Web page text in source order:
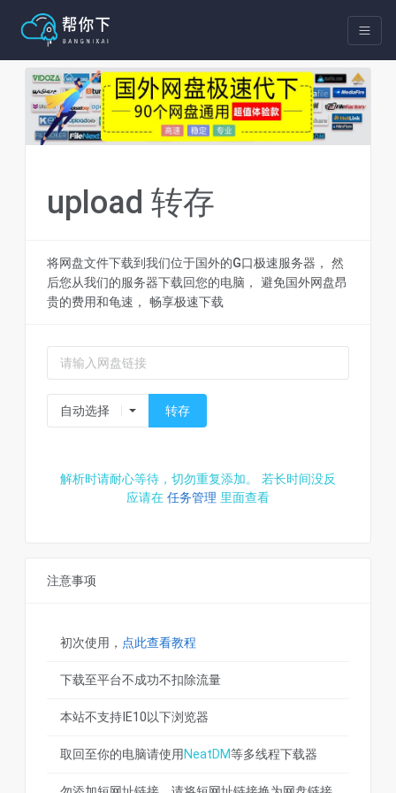
upload 转存
将网盘文件下载到我们位于国外的G口极速服务器， 然
后您从我们的服务器下载回您的电脑， 避免国外网盘昂
贵的费用和龟速， 畅享极速下载
转存
解析时请耐心等待，切勿重复添加。 若长时间没反
应请在 任务管理 里面查看
注意事项
初次使用， 点此查看教程
下载至平台不成功不扣除流量
本站不支持IE10以下浏览器
取回至你的电脑请使用 NeatDM等多线程下载器